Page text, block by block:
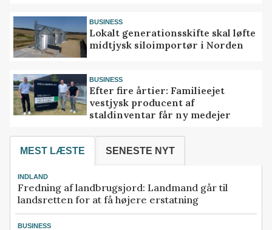
BUSINESS
Lokalt generationsskifte skal løfte
midtjysk siloimportør i Norden
BUSINESS
Efter fire årtier: Familieejet
vestjysk producent af
staldinventar får ny medejer
MEST LÆSTE SENESTE NYT
INDLAND
Fredning af landbrugsjord: Landmand går til
landsretten for at få højere erstatning
BUSINESS